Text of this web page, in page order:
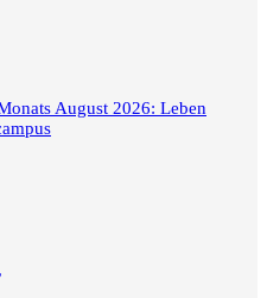
August 2026: Leben